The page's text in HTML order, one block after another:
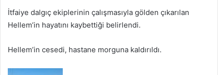
İtfaiye dalgıç ekiplerinin çalışmasıyla gölden çıkarılan
Hellem’in hayatını kaybettiği belirlendi.
Hellem’in cesedi, hastane morguna kaldırıldı.